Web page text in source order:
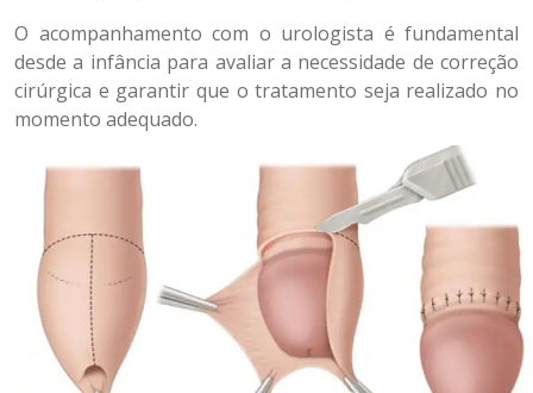
O acompanhamento com o urologista é fundamental
desde a infância para avaliar a necessidade de correção
cirúrgica e garantir que o tratamento seja realizado no
momento adequado.